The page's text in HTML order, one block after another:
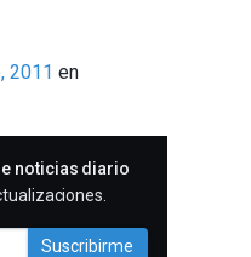
2011 en
noticias diario
Suscribirme